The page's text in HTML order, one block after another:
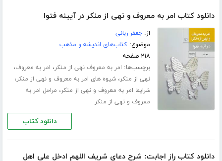
دانلود کتاب امر به معروف و نهی از منکر در آیینه فتوا
از:جعفر ربانی
موضوع:کتاب‌های اندیشه و مذهب
۲۱۸ صفحه
برچسب‌ها: امر به معروف نهی از منکر، امر به معروف،
نهی از منکر،شیوه های امر به معروف و نهی از منکر،
شرایط امر به معروف و نهی از منکر، مراحل امر به
معروف و نهی از منکر
دانلود کتاب
دانلود کتاب راز اجابت: شرح دعای شریف اللهم ادخل علی اهل‌